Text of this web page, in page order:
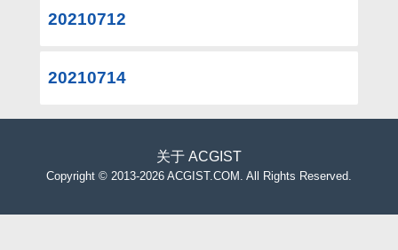
20210712
20210714
关于 ACGIST
Copyright © 2013-2026 ACGIST.COM. All Rights Reserved.